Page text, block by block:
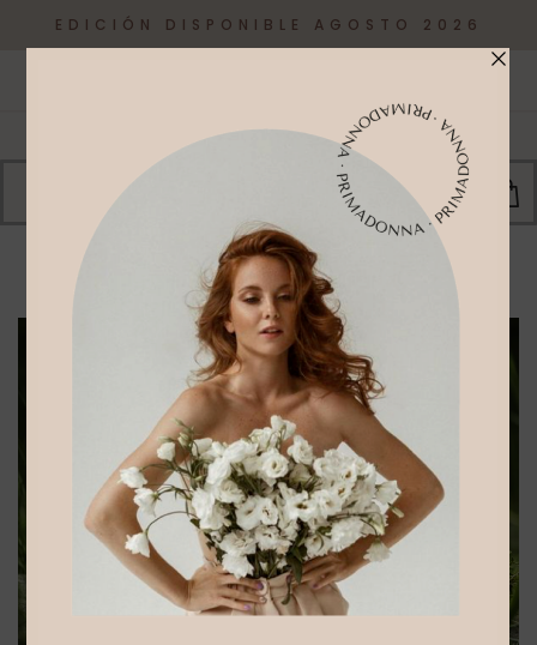
EDICIÓN DISPONIBLE AGOSTO 2026